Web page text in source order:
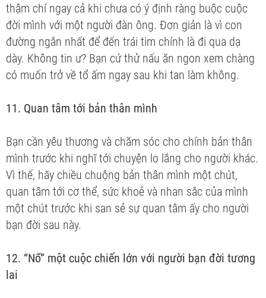
thậm chí ngay cả khi chưa có ý định ràng buộc cuộc
đời mình với một người đàn ông. Đơn giản là vì con
đường ngắn nhất để đến trái tim chính là đi qua dạ
dày. Không tin ư? Bạn cứ thử nấu ăn ngon xem chàng
có muốn trở về tổ ấm ngay sau khi tan làm không.
11. Quan tâm tới bản thân mình
Bạn cần yêu thương và chăm sóc cho chính bản thân
mình trước khi nghĩ tới chuyện lo lắng cho người khác.
Vì thế, hãy chiều chuộng bản thân mình một chút,
quan tâm tới cơ thể, sức khoẻ và nhan sắc của mình
một chút trước khi san sẻ sự quan tâm ấy cho người
bạn đời sau này.
12. “Nổ” một cuộc chiến lớn với người bạn đời tương
lai